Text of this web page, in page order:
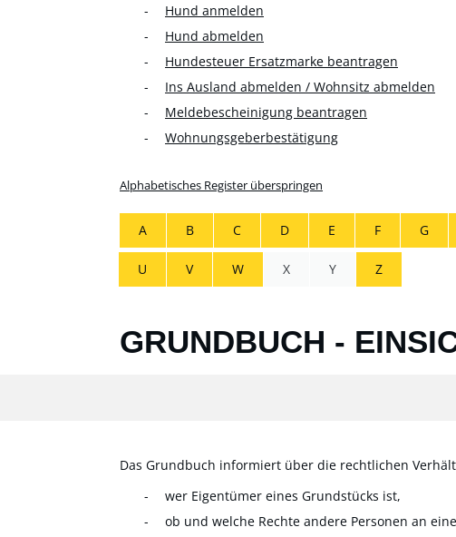
Hund anmelden
Hund abmelden
Hundesteuer Ersatzmarke beantragen
Ins Ausland abmelden / Wohnsitz abmelden
Meldebescheinigung beantragen
Wohnungsgeberbestätigung
Alphabetisches Register überspringen
A B C D E F G
U V W X Y Z
GRUNDBUCH -
Das Grundbuch informiert über die rechtlichen
wer Eigentümer eines Grundstücks ist,
ob und welche Rechte andere Personen an